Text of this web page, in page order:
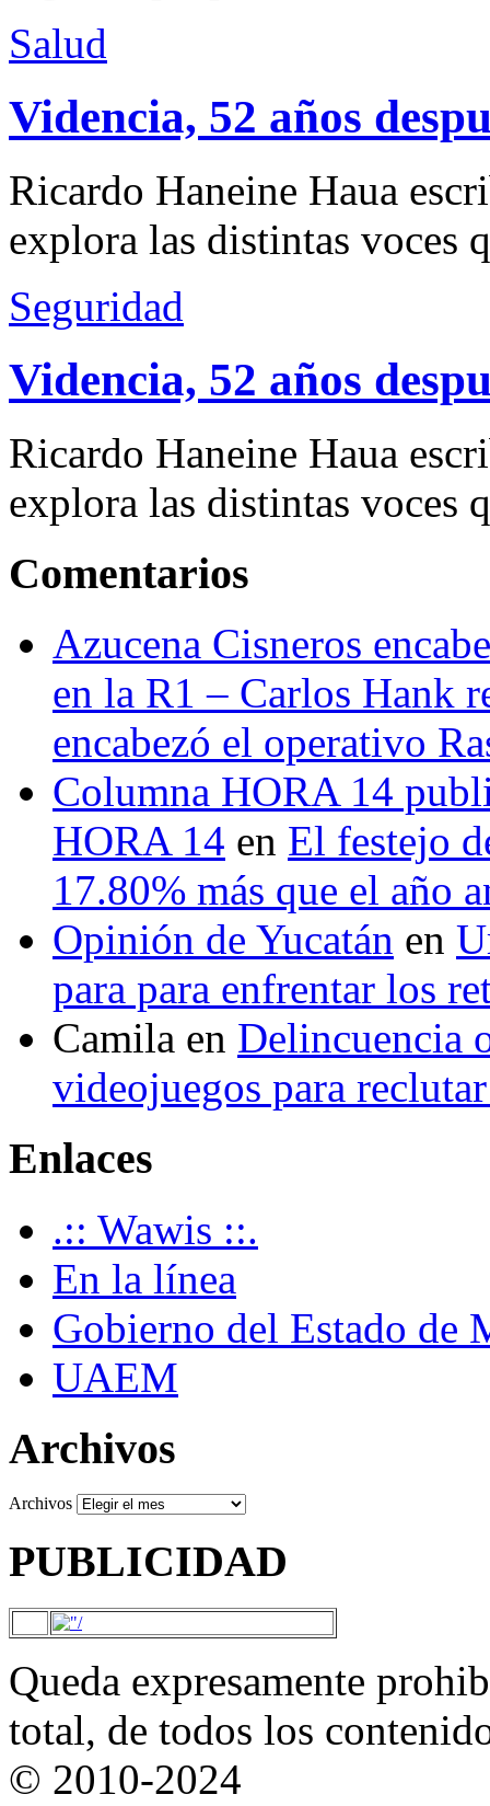
Salud
Videncia, 52 años
Ricardo Haneine Haua
explora las distintas voces
Seguridad
Videncia, 52 años
Ricardo Haneine Haua
explora las distintas voces
Comentarios
Azucena Cisneros
en la R1 – Carlos Hank
encabezó el operativo
Columna HORA 14
HORA 14 en El festejo
17.80% más que el año
Opinión de Yucatán en
para para enfrentar los
Camila en Delincuencia
videojuegos para
Enlaces
.:: Wawis ::.
En la línea
Gobierno del Estado de
UAEM
Archivos
Archivos
PUBLICIDAD
Queda expresamente
total, de todos los
© 2010-2024